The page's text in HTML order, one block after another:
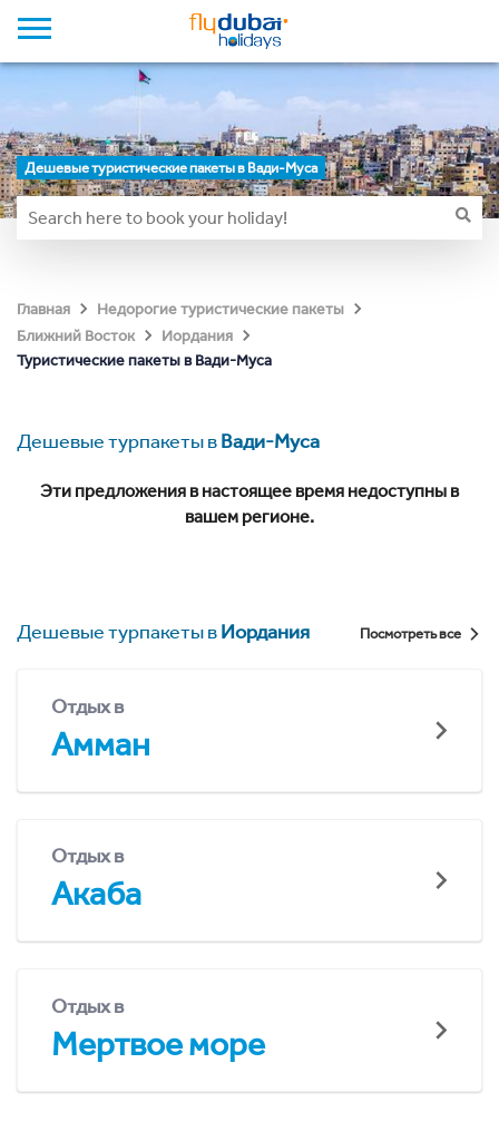
Дешевые туристические пакеты в Вади-Муса
Главная
Недорогие туристические пакеты
Ближний Восток
Иордания
Туристические пакеты в Вади-Муса
Дешевые турпакеты вВади-Муса
Эти предложения в настоящее время недоступны в
вашем регионе.
Дешевые турпакеты вИордания Посмотреть все
Отдых в
Амман
Отдых в
Акаба
Отдых в
Мертвое море